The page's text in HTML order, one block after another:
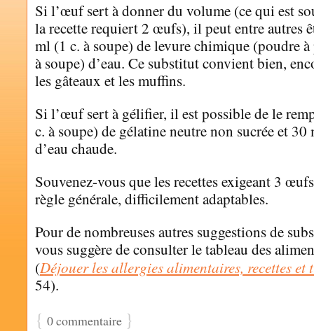
Si l’œuf sert à donner du volume (ce qui est
la recette requiert 2 œufs), il peut entre autres
ml (1 c. à soupe) de levure chimique (poudre
à soupe) d’eau. Ce substitut convient bien,
les gâteaux et les muffins.
Si l’œuf sert à gélifier, il est possible de le
c. à soupe) de gélatine neutre non sucrée et 30
d’eau chaude.
Souvenez-vous que les recettes exigeant 3
règle générale, difficilement adaptables.
Pour de nombreuses autres suggestions de
vous suggère de consulter le tableau des
(Déjouer les allergies alimentaires, recettes et
54).
{ 0 commentaire }